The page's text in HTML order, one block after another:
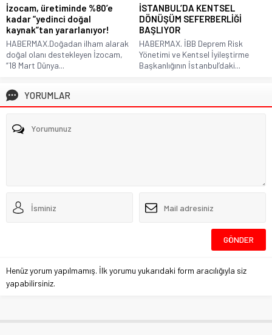
İzocam, üretiminde %80’e
kadar “yedinci doğal
kaynak”tan yararlanıyor!
HABERMAX.Doğadan ilham alarak
doğal olanı destekleyen İzocam,
“18 Mart Dünya...
İSTANBUL’DA KENTSEL
DÖNÜŞÜM SEFERBERLİĞİ
BAŞLIYOR
HABERMAX. İBB Deprem Risk
Yönetimi ve Kentsel İyileştirme
Başkanlığının İstanbul’daki...
YORUMLAR
Henüz yorum yapılmamış. İlk yorumu yukarıdaki form aracılığıyla siz
yapabilirsiniz.